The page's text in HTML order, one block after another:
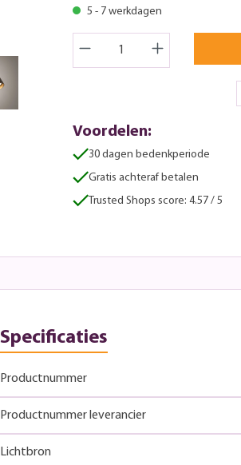
5 - 7 werkdagen
Voordelen:
30 dagen bedenkperiode
Gratis achteraf betalen
Trusted Shops score: 4.57 / 5
Specificaties
Productnummer
Productnummer leverancier
Lichtbron